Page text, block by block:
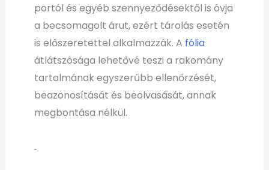
portól és egyéb szennyeződésektől is óvja
a becsomagolt árut, ezért tárolás esetén
is előszeretettel alkalmazzák. A fólia
átlátszósága lehetővé teszi a rakomány
tartalmának egyszerűbb ellenőrzését,
beazonosítását és beolvasását, annak
megbontása nélkül.